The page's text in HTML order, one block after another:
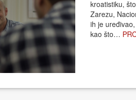
kroatistiku,
Zarezu,
ih je
kao što…